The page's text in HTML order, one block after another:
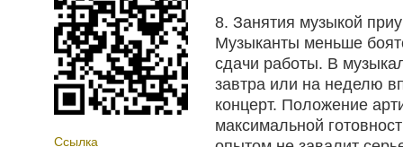
Ссылка
8. Занятия музыкой
Музыканты меньше
сдачи работы. В
завтра или на неделю
концерт. Положение
максимальной